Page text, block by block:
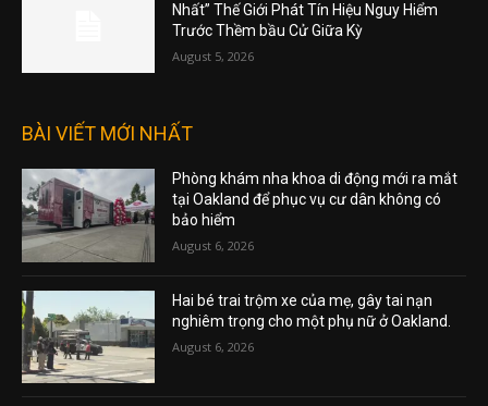
Nhất” Thế Giới Phát Tín Hiệu Nguy Hiểm
Trước Thềm bầu Cử Giữa Kỳ
August 5, 2026
BÀI VIẾT MỚI NHẤT
Phòng khám nha khoa di động mới ra mắt
tại Oakland để phục vụ cư dân không có
bảo hiểm
August 6, 2026
Hai bé trai trộm xe của mẹ, gây tai nạn
nghiêm trọng cho một phụ nữ ở Oakland.
August 6, 2026